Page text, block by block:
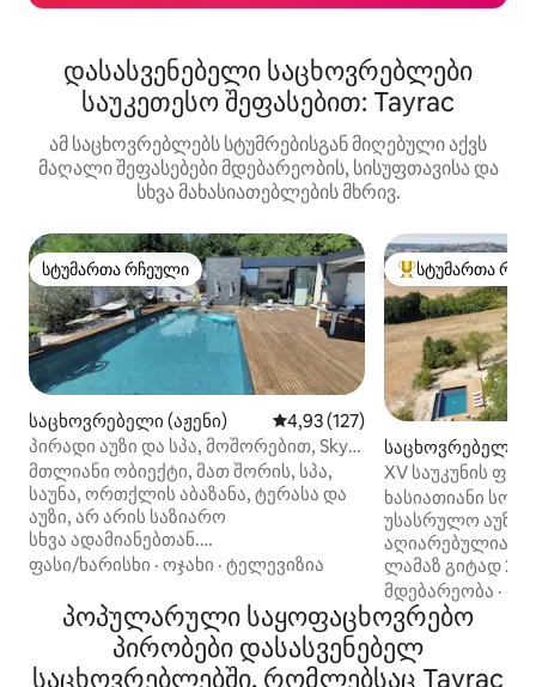
დასასვენებელი საცხოვრებლები
საუკეთესო შეფასებით: Tayrac
ამ საცხოვრებლებს სტუმრებისგან მიღებული აქვს
მაღალი შეფასებები მდებარეობის, სისუფთავისა და
სხვა მახასიათებლების მხრივ.
სტუმართა რჩეული
სტუმართა რჩეული
საცხოვრებელი (აჟენი) საშუალო შეფასებაა 5‑დან
4,93 (127)
პირადი აუზი და სპა, მოშორებით, Sky
House Agen
მთლიანი ობიექტი, მათ შორის, სპა,
საუნა, ორთქლის აბაზანა, ტერასა და
აუზი, არ არის საზიარო
სხვა ადამიანებთან.
Საყოფაცხოვრებო პირობები,
განმავლობაში: Grand Spa Jacuzzi
დაფარული T° რეგულირდება 30° -დან
40° -მდე, ჰამამი, საუნა. Ტერასა
შეუმჩნეველი არ არის. 14‑მეტრიანი
ფასი/ხარისხი · ოჯახი · ტელევიზია
სტუმართა
სტუმართა
საცხოვრებელი
XV საუკუნის
კერსიში
ხასიათიანი
უსასრულო
აღიარებულია
ლამაზ გიტად
მე‑15 საუკუნის
სრულად
რომელიც
მასალებსა და
მდებარეობა ·
პოპულარული საყოფაცხოვრებო
პირობები დასასვენებელ
საცხოვრებლებში, რომლებსაც Tayrac